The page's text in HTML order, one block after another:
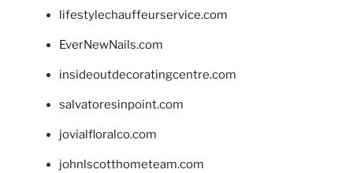
lifestylechauffeurservice.com
EverNewNails.com
insideoutdecoratingcentre.com
salvatoresinpoint.com
jovialfloralco.com
johnlscotthometeam.com